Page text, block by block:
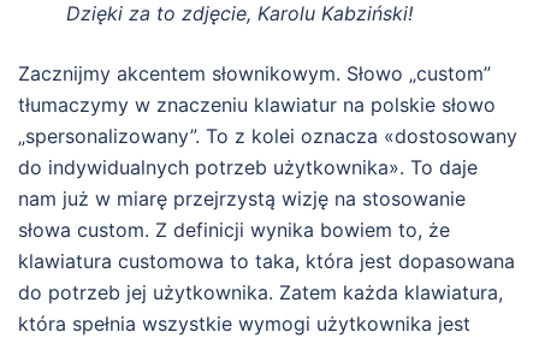
Dzięki za to zdjęcie, Karolu Kabziński!
Zacznijmy akcentem słownikowym. Słowo „custom”
tłumaczymy w znaczeniu klawiatur na polskie słowo
„spersonalizowany”. To z kolei oznacza «dostosowany
do indywidualnych potrzeb użytkownika». To daje
nam już w miarę przejrzystą wizję na stosowanie
słowa custom. Z definicji wynika bowiem to, że
klawiatura customowa to taka, która jest dopasowana
do potrzeb jej użytkownika. Zatem każda klawiatura,
która spełnia wszystkie wymogi użytkownika jest